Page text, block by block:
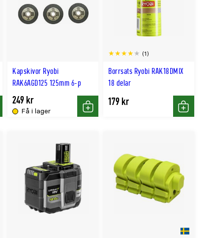
Kapskivor Ryobi
RAK6AGD125 125mm 6-p
Få i lager
249 kr
Köp
Borrsats Ryobi RAK18DMIX
18 delar
(1)
179 kr
Köp